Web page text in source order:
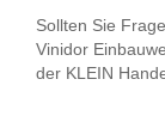
Sollten Sie
Vinidor
der KLEIN